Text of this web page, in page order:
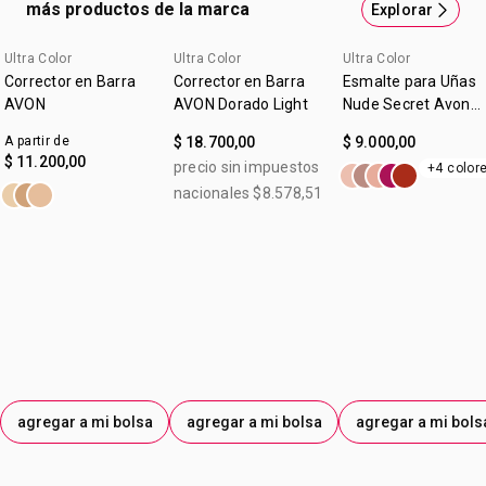
más productos de la marca Explorar
Ultra Color
Corrector en Barra
AVON
A partir de
$ 11.200,00
agregar a mi bolsa
Ultra Color
Corrector en Barra
AVON Dorado Light
$ 18.700,00
precio sin impuestos
nacionales $8.578,51
agregar a mi bolsa
Ultra Color
Esmalte para Uñas
Nude Secret Avon
$ 9.000,00
+4
agregar a mi